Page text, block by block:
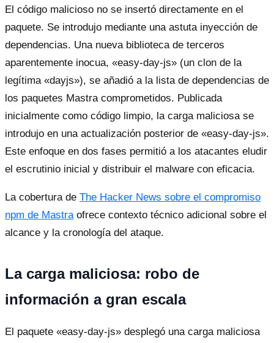
El código malicioso no se insertó directamente en el
paquete. Se introdujo mediante una astuta inyección de
dependencias. Una nueva biblioteca de terceros
aparentemente inocua, «easy-day-js» (un clon de la
legítima «dayjs»), se añadió a la lista de dependencias de
los paquetes Mastra comprometidos. Publicada
inicialmente como código limpio, la carga maliciosa se
introdujo en una actualización posterior de «easy-day-js».
Este enfoque en dos fases permitió a los atacantes eludir
el escrutinio inicial y distribuir el malware con eficacia.
La cobertura de The Hacker News sobre el compromiso
npm de Mastraofrece contexto técnico adicional sobre el
alcance y la cronología del ataque.
La carga maliciosa: robo de
información a gran escala
El paquete «easy-day-js» desplegó una carga maliciosa